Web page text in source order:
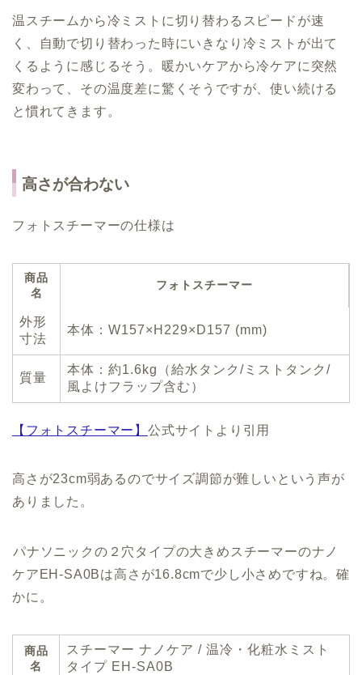
温スチームから冷ミストに切り替わるスピードが速
く、自動で切り替わった時にいきなり冷ミストが出て
くるように感じるそう。暖かいケアから冷ケアに突然
変わって、その温度差に驚くそうですが、使い続ける
と慣れてきます。
高さが合わない
フォトスチーマーの仕様は
商品
名
フォトスチーマー
外形
寸法
本体：W157×H229×D157 (mm)
質量
本体：約1.6kg（給水タンク/ミストタンク/
風よけフラップ含む）
【フォトスチーマー】公式サイトより引用
高さが23cm弱あるのでサイズ調節が難しいという声が
ありました。
パナソニックの２穴タイプの大きめスチーマーのナノ
ケアEH-SA0Bは高さが16.8cmで少し小さめですね。確
かに。
商品
名
スチーマー ナノケア / 温冷・化粧水ミスト
タイプ EH-SA0B